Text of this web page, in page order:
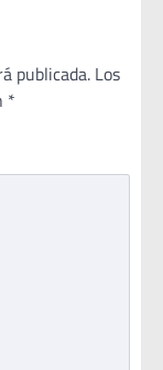
publicada. Los
*